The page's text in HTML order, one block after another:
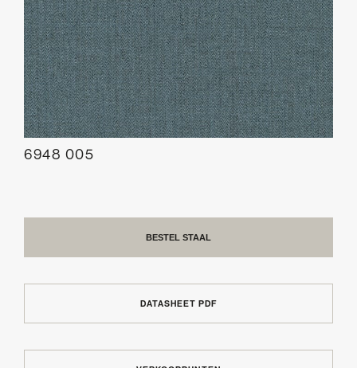
6948 005
BESTEL STAAL
DATASHEET PDF